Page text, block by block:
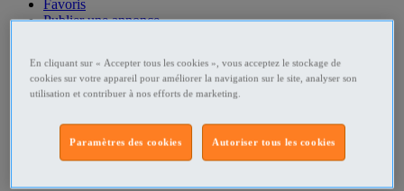
Favoris
Publier une annonce
Accueil
France Vente
Bretagne Vente
En cliquant sur « Accepter tous les cookies », vous acceptez le stockage de
cookies sur votre appareil pour améliorer la navigation sur le site, analyser son
utilisation et contribuer à nos efforts de marketing.
Autoriser tous les cookies
Paramètres des cookies